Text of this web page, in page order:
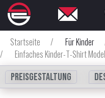
Startseite
/ Für Kinder
/
Einfaches Kinder-T-Shirt
Preisgestaltung